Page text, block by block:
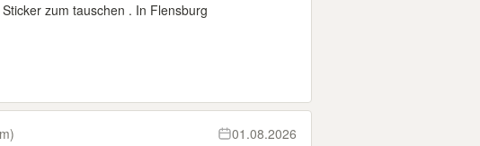
zum tauschen . In Flensburg
01.08.2026